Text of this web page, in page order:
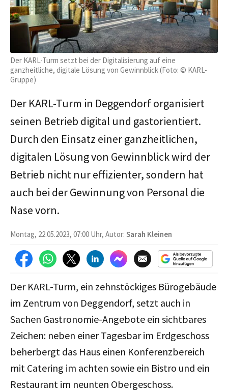
Der KARL-Turm setzt bei der Digitalisierung auf eine
ganzheitliche, digitale Lösung von Gewinnblick (Foto: © KARL-
Gruppe)
Der KARL-Turm in Deggendorf organisiert
seinen Betrieb digital und gastorientiert.
Durch den Einsatz einer ganzheitlichen,
digitalen Lösung von Gewinnblick wird der
Betrieb nicht nur effizienter, sondern hat
auch bei der Gewinnung von Personal die
Nase vorn.
Montag, 22.05.2023, 07:00 Uhr, Autor: Sarah Kleinen
Der KARL-Turm, ein zehnstöckiges Bürogebäude
im Zentrum von Deggendorf, setzt auch in
Sachen Gastronomie-Angebote ein sichtbares
Zeichen: neben einer Tagesbar im Erdgeschoss
beherbergt das Haus einen Konferenzbereich
mit Catering im achten sowie ein Bistro und ein
Restaurant im neunten Obergeschoss.